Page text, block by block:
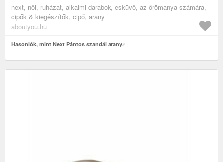
next, női, ruházat, alkalmi darabok, esküvő, az örömanya számára,
cipők & kiegészítők, cipő, arany
aboutyou.hu
Hasonlók, mint Next Pántos szandál arany